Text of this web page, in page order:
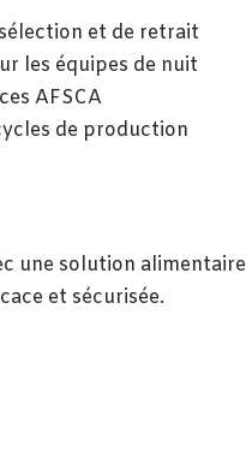
et de retrait
les équipes de nuit
AFSCA
de production
une solution
et sécurisée.